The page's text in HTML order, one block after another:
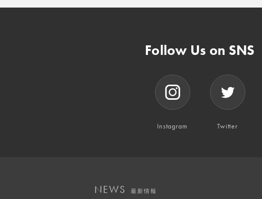
Follow Us on SNS
Instagram Twitter
NEWS 最新情報